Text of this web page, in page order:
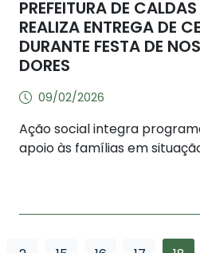
PREFEITURA DE
REALIZA ENTREGA DE
DURANTE FESTA DE
DORES
09/02/2026
Ação social integra
apoio às famílias em